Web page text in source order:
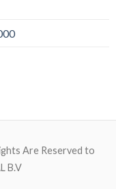
Are Reserved to
B.V